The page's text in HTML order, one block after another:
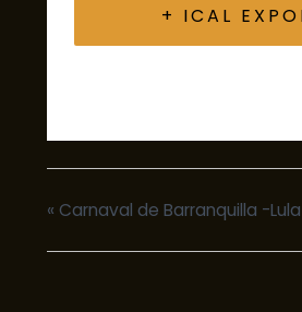
+ ICAL
« Carnaval de Barranquilla -